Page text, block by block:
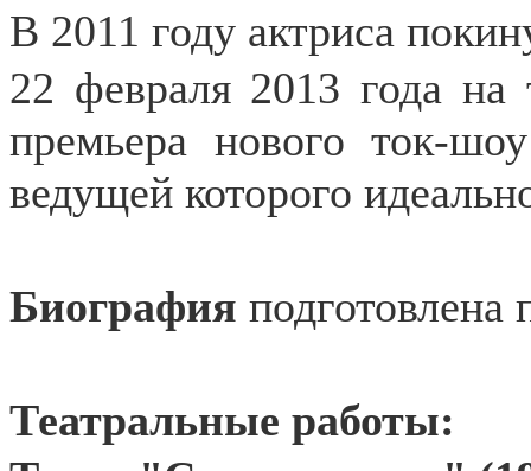
В 2011 году актриса
22 февраля 2013 года на
премьера нового ток-
ведущей которого
Биография
Театральные работы: